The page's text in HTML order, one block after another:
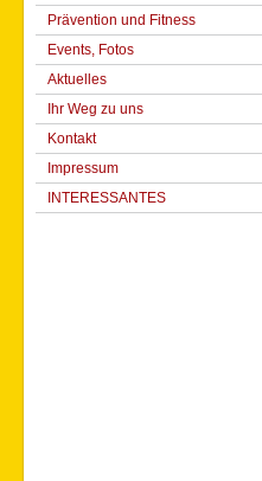
Prävention und Fitness
Events, Fotos
Aktuelles
Ihr Weg zu uns
Kontakt
Impressum
INTERESSANTES